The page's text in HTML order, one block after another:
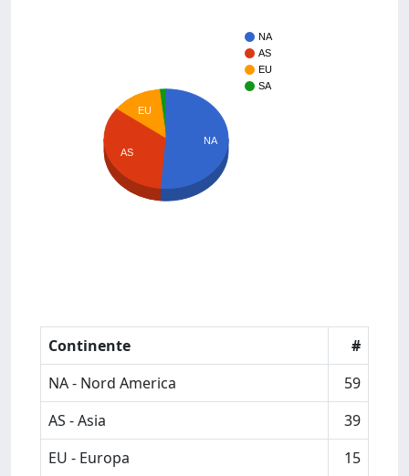
NA
AS
EU
SA
EU
AS
NA
Continente
#
NA - Nord America
59
AS - Asia
39
EU - Europa
15